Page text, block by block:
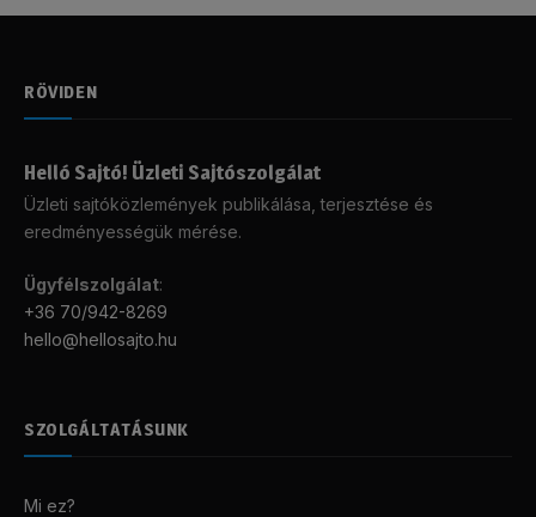
RÖVIDEN
Helló Sajtó! Üzleti Sajtószolgálat
Üzleti sajtóközlemények publikálása, terjesztése és
eredményességük mérése.
Ügyfélszolgálat:
+36 70/942-8269
hello@hellosajto.hu
SZOLGÁLTATÁSUNK
Mi ez?